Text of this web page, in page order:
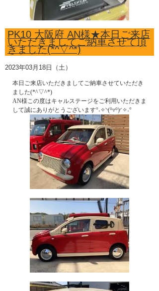
PK10 大阪府 AN様★本日ご来店
いただきましてご納車させて頂
きました(*^▽^*)
2023年03月18日（土）
本日ご来店いただきましてご納車させていただき
ました(*^▽^*)
AN様この度はキャルステージをご利用いただきま
して誠にありがとうございます°˖✧◝(⁰▿⁰)◜✧˖°